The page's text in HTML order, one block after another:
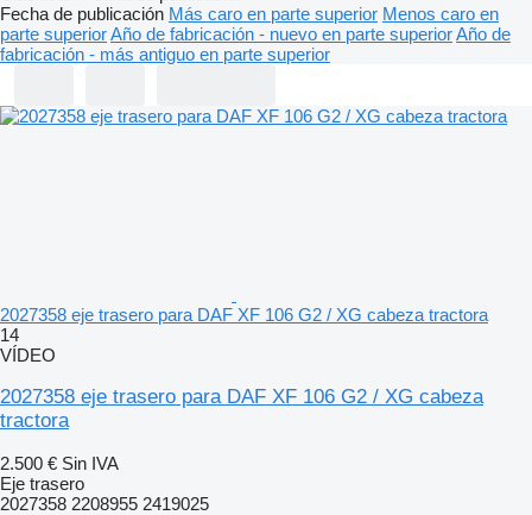
Fecha de publicación Más caro en parte superior Menos caro en
parte superiorAño de fabricación - nuevo en parte superiorAño de
fabricación - más antiguo en parte superior
2027358 eje trasero para DAF XF 106 G2 / XG cabeza tractora
14
VÍDEO
2027358 eje trasero para DAF XF 106 G2 / XG cabeza
tractora
2.500 € Sin IVA
Eje trasero
2027358 2208955 2419025